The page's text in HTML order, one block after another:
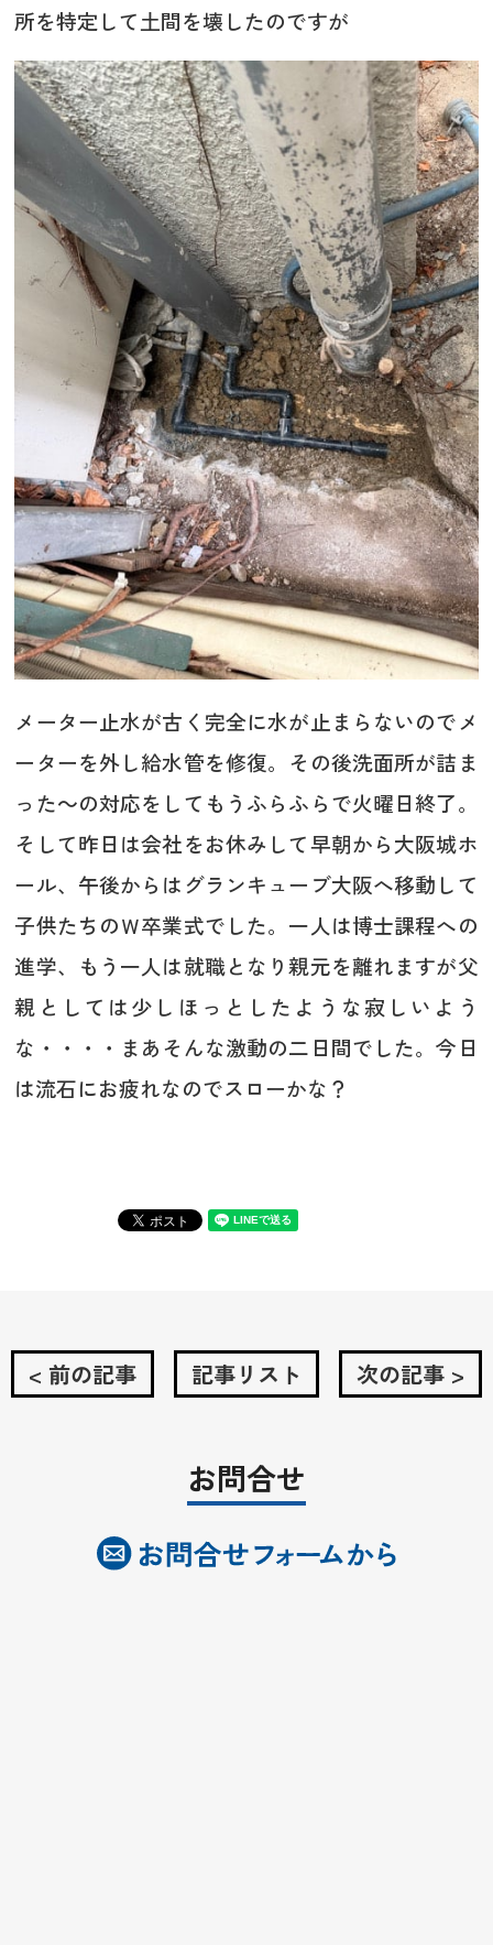
所を特定して土間を壊したのですが
メーター止水が古く完全に水が止まらないのでメ
ーターを外し給水管を修復。その後洗面所が詰ま
った～の対応をしてもうふらふらで火曜日終了。
そして昨日は会社をお休みして早朝から大阪城ホ
ール、午後からはグランキューブ大阪へ移動して
子供たちのＷ卒業式でした。一人は博士課程への
進学、もう一人は就職となり親元を離れますが父
親としては少しほっとしたような寂しいよう
な・・・・まあそんな激動の二日間でした。今日
は流石にお疲れなのでスローかな？
< 前の記事 記事リスト 次の記事 >
お問合せ